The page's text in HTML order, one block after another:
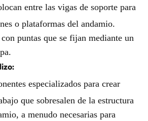
entre las vigas de soporte para
o plataformas del andamio.
puntas que se fijan mediante un
especializados para crear
que sobresalen de la estructura
a menudo necesarias para